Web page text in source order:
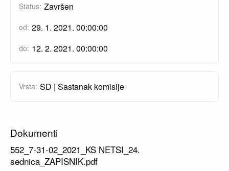
Status: Završen
od: 29. 1. 2021. 00:00:00
do: 12. 2. 2021. 00:00:00
Vrsta: SD | Sastanak komisije
Dokumenti
552_7-31-02_2021_KS NETSI_24.
sednica_ZAPISNIK.pdf